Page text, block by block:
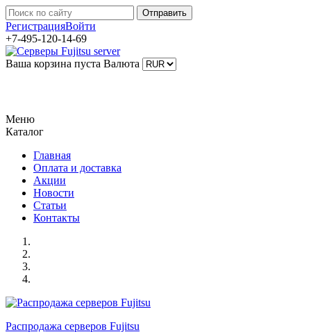
РегистрацияВойти
+7-495-120-14-69
Ваша корзина пуста Валюта
Меню
Каталог
Главная
Оплата и доставка
Акции
Новости
Статьи
Контакты
Распродажа серверов Fujitsu